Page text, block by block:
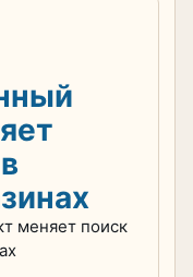
меняет поиск